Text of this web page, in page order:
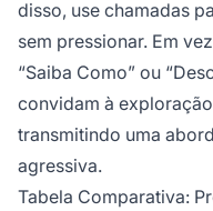
disso, use chamadas
sem pressionar. Em
“Saiba Como” ou
convidam à
transmitindo uma
agressiva.
Tabela Comparativa: